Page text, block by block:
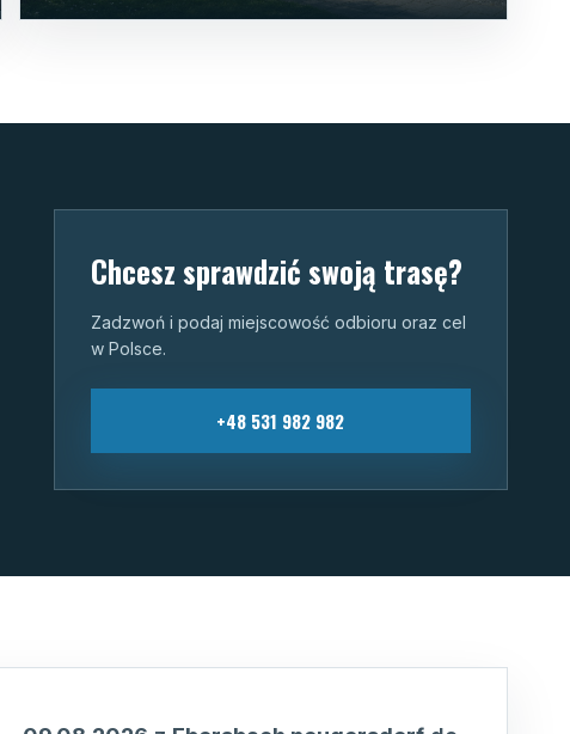
Chcesz sprawdzić swoją trasę?
Zadzwoń i podaj miejscowość odbioru oraz cel
w Polsce.
+48 531 982 982